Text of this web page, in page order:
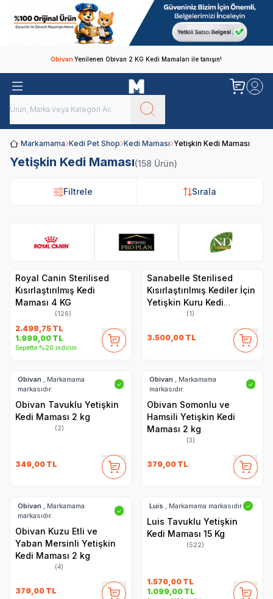
ObivanYenilenen Obivan 2 KG Kedi Mamaları ile tanışın!
Markamama Kedi Pet Shop Kedi Maması Yetişkin Kedi Maması
Yetişkin Kedi Maması(158 Ürün)
Filtrele Sırala
Royal Canin Sterilised
Kısırlaştırılmış Kedi
Maması 4 KG
(126)
2.498,75 TL
1.999,00 TL
Sepette %20 indirim
Sanabelle Sterilised
Kısırlaştırılmış Kediler İçin
Yetişkin Kuru Kedi
Maması 8 Kg
(1)
3.500,00 TL
Obivan , Markamama
markasıdır.
✓
Obivan Tavuklu Yetişkin
Kedi Maması 2 kg
(2)
349,00 TL
Obivan , Markamama
markasıdır.
✓
Obivan Somonlu ve
Hamsili Yetişkin Kedi
Maması 2 kg
(3)
379,00 TL
Obivan , Markamama
markasıdır.
✓
Obivan Kuzu Etli ve
Yaban Mersinli Yetişkin
Kedi Maması 2 kg
(4)
379,00 TL
Luis , Markamama markasıdır. ✓
Luis Tavuklu Yetişkin
Kedi Maması 15 Kg
(522)
1.570,00 TL
1.099,00 TL